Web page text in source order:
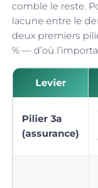
comble le reste.
lacune entre le
deux premiers
% — d’où
Levier
Pilier 3a
(assurance)